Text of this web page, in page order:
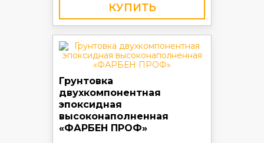
КУПИТЬ
Грунтовка
двухкомпонентная
эпоксидная
высоконаполненная
«ФАРБЕН ПРОФ»